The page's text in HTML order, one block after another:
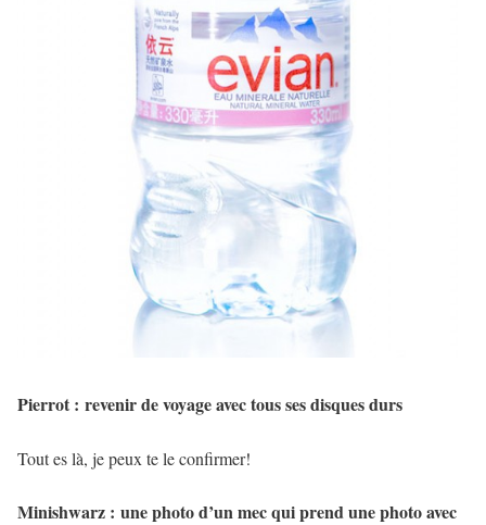
Pierrot : revenir de voyage avec tous ses disques durs
Tout es là, je peux te le confirmer!
Minishwarz : une photo d’un mec qui prend une photo avec